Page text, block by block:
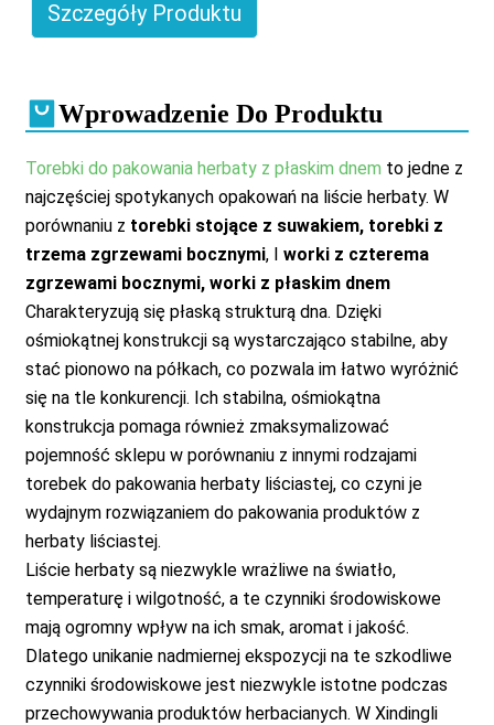
Szczegóły Produktu
Wprowadzenie Do Produktu
Torebki do pakowania herbaty z płaskim dnem to jedne z
najczęściej spotykanych opakowań na liście herbaty. W
porównaniu z torebki stojące z suwakiem, torebki z
trzema zgrzewami bocznymi, I worki z czterema
zgrzewami bocznymi, worki z płaskim dnem
Charakteryzują się płaską strukturą dna. Dzięki
ośmiokątnej konstrukcji są wystarczająco stabilne, aby
stać pionowo na półkach, co pozwala im łatwo wyróżnić
się na tle konkurencji. Ich stabilna, ośmiokątna
konstrukcja pomaga również zmaksymalizować
pojemność sklepu w porównaniu z innymi rodzajami
torebek do pakowania herbaty liściastej, co czyni je
wydajnym rozwiązaniem do pakowania produktów z
herbaty liściastej.
Liście herbaty są niezwykle wrażliwe na światło,
temperaturę i wilgotność, a te czynniki środowiskowe
mają ogromny wpływ na ich smak, aromat i jakość.
Dlatego unikanie nadmiernej ekspozycji na te szkodliwe
czynniki środowiskowe jest niezwykle istotne podczas
przechowywania produktów herbacianych. W Xindingli